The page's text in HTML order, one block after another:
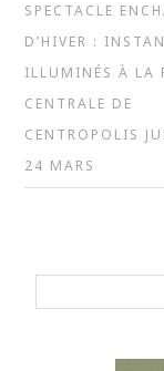
SPECTACLE
D’HIVER :
ILLUMINÉS À LA
CENTRALE DE
CENTROPOLIS
24 MARS